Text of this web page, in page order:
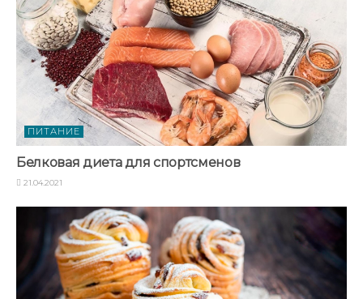
ПИТАНИЕ
Белковая диета для спортсменов
21.04.2021